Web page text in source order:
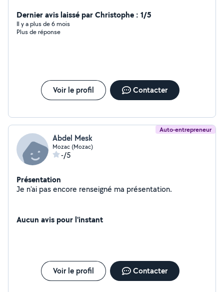
domicile ne dispose pas de terrain mais plusieurs parcs
à proximité) ~ Services à la personne ~ Ménage ~
Courses ~ Services véhiculés N'hésitez pas à me
Dernier avis laissé par Christophe : 1/5
Il y a plus de 6 mois
Plus de réponse
Voir le profil Contacter
Auto-entrepreneur
Abdel Mesk
Mozac (Mozac)
-/5
Présentation
Je n'ai pas encore renseigné ma présentation.
Aucun avis pour l'instant
Voir le profil Contacter